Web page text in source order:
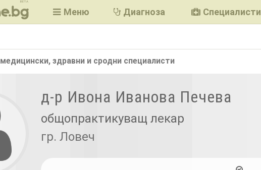
BETA
Меню Диагноза Специалисти
медицински, здравни и сродни специалисти
д-р Ивона Иванова Печева
общопрактикуващ лекар
гр. Ловеч